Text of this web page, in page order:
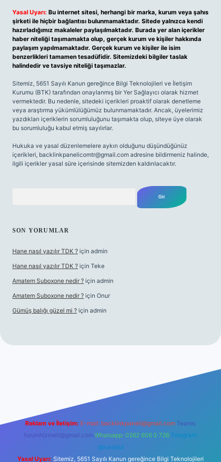
Yasal Uyarı: Bu internet sitesi, herhangi bir marka, kurum veya şahıs
şirketi ile hiçbir bağlantısı bulunmamaktadır. Sitede yalnızca kendi
hazırladığımız makaleler paylaşılmaktadır. Burada yer alan içerikler
haber niteliği taşımamakta olup, gerçek kurum ve kişiler hakkında
paylaşım yapılmamaktadır. Gerçek kurum ve kişiler ile isim
benzerlikleri tamamen tesadüfidir. Sitemizdeki bilgiler taslak
halindedir ve tavsiye niteliği taşımazlar.
Sitemiz, 5651 Sayılı Kanun gereğince Bilgi Teknolojileri ve İletişim
Kurumu (BTK) tarafından onaylanmış bir Yer Sağlayıcı olarak hizmet
vermektedir. Bu nedenle, sitedeki içerikleri proaktif olarak denetleme
veya araştırma yükümlülüğümüz bulunmamaktadır. Ancak, üyelerimiz
yazdıkları içeriklerin sorumluluğunu taşımakta olup, siteye üye olarak
bu sorumluluğu kabul etmiş sayılırlar.
Hukuka ve yasal düzenlemelere aykırı olduğunu düşündüğünüz
içerikleri, backlinkpanelicomtr@gmail.com adresine bildirmeniz halinde,
ilgili içerikler yasal süre içerisinde sitemizden kaldırılacaktır.
SON YORUMLAR
Hane nasıl yazılır TDK ? için admin
Hane nasıl yazılır TDK ? için Teke
Amatem Suboxone nedir ? için admin
Amatem Suboxone nedir ? için Onur
Gümüş balığı güzel mi ? için admin
Reklam ve İletişim: E-mail: backlinkpaneli@gmail.com Teams:
forumhizmeti@gmail.com Whatsapp: 0262 606 0 726 Telegram:
@karabul
Yasal Uyarı: Sitemiz, 5651 Sayılı Kanun gereğince Bilgi Teknolojileri